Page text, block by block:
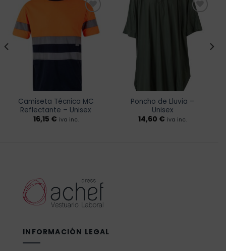
Añadir
a la
lista de
Camiseta Técnica MC
Reflectante – Unisex
16,15 € iva inc.
Añadir
lista de
deseos
Poncho de Lluvia –
Unisex
14,60 € iva inc.
INFORMACIÓN LEGAL